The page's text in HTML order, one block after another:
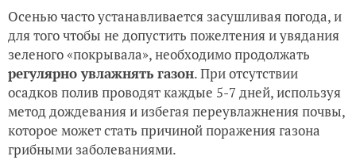
Осенью часто устанавливается засушливая погода, и
для того чтобы не допустить пожелтения и увядания
зеленого «покрывала», необходимо продолжать
регулярно увлажнять газон. При отсутствии
осадков полив проводят каждые 5-7 дней, используя
метод дождевания и избегая переувлажнения почвы,
которое может стать причиной поражения газона
грибными заболеваниями.